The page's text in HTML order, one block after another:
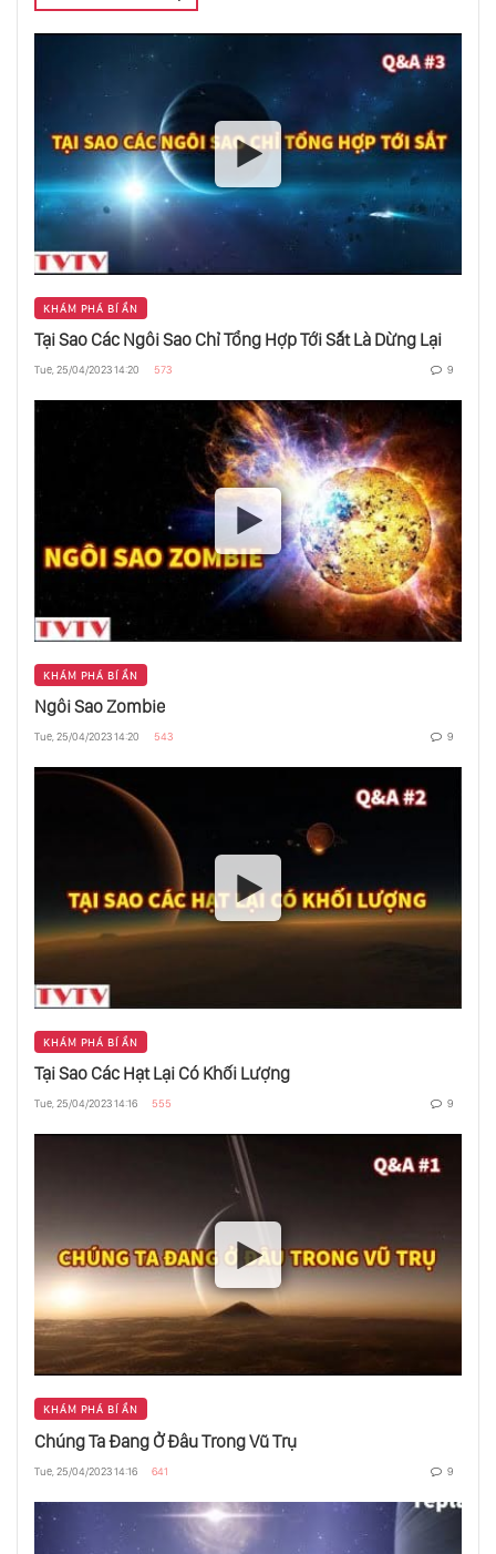
Năng Lượng Tối Và Vật Chất Tối
Sao Quark Và Sao Planck
Ngôi Sao Hố Đen
Hành Trình Đến Điểm Tận Cùng Của Vũ Trụ
- Phần 1
Hành Trình Đến Điểm Tận Cùng Của Vũ Trụ
- Phần 2
Thiên Vương Tinh Và Hải Vương Tinh
Chúng Ta Đang Ở Đâu Trong Vũ Trụ
Dừng Lại
Một Hành Tinh Mới Rất Giống Trái Đất
Tại Sao Mặt Trời Không “Đánh Cắp” Mặt
Trăng Của Trái Đất
Đối Hẹp
KHÁM PHÁ BÍ ẨN
Tại Sao Các Ngôi Sao Chỉ Tổng Hợp Tới Sắt Là Dừng Lại
Tue, 25/04/2023 14:20 573 9
KHÁM PHÁ BÍ ẨN
Ngôi Sao Zombie
Tue, 25/04/2023 14:20 543 9
KHÁM PHÁ BÍ ẨN
Tại Sao Các Hạt Lại Có Khối Lượng
Tue, 25/04/2023 14:16 555 9
KHÁM PHÁ BÍ ẨN
Chúng Ta Đang Ở Đâu Trong Vũ Trụ
Tue, 25/04/2023 14:16 641 9